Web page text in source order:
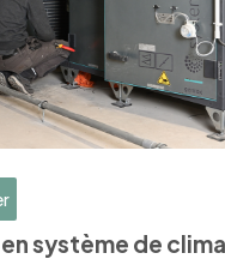
système de